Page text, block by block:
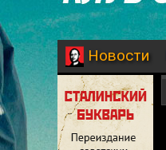
Новости